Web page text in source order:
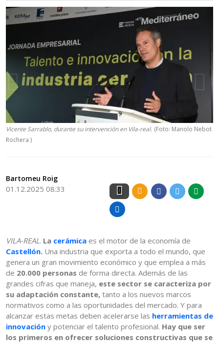
Vicente Sarrablo, durante su intervención en Vila-real. (Foto: Manolo Nebot
Rochera )
Bartomeu Roig
01.12.2025 08:33 0
VILA-REAL. La cerámica es el motor de la economía de
Castellón. Una industria que exporta a todo el mundo, que
genera un gran movimiento económico y que emplea a más
de 20.000 personas de forma directa. Además de las
grandes cifras que maneja, este sector se caracteriza por
su adaptación constante, tanto a los nuevos marcos
normativos como a las oportunidades del mercado. Y para
alcanzar estas metas deben acelerarse las herramientas de
innovación y potenciar el talento profesional. Hay que ser
los primeros en ofrecer soluciones constructivas que se